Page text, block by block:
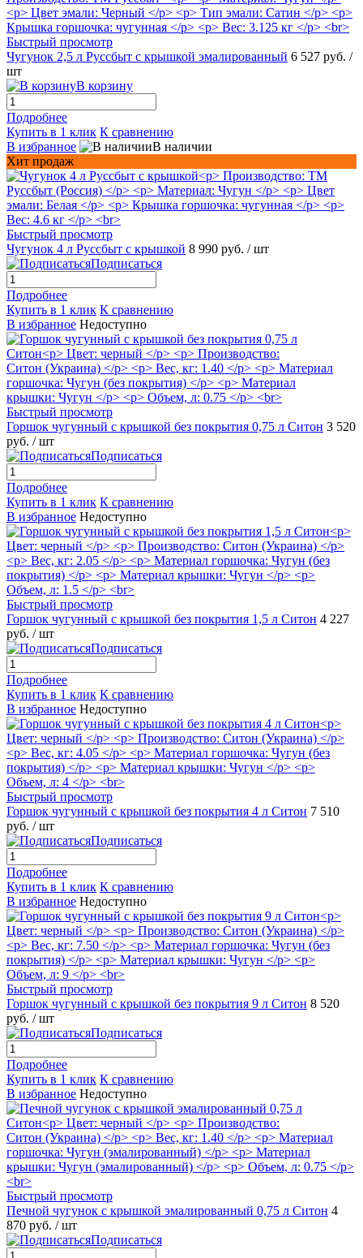
Быстрый просмотр
Чугунок 2,5 л Руссбыт с крышкой эмалированный 6 527 руб. /
шт
В корзину
Подробнее
Купить в 1 клик К сравнению
В избранное
В наличии
Хит продаж
Быстрый просмотр
Чугунок 4 л Руссбыт с крышкой 8 990 руб. / шт
Подписаться
Подробнее
Купить в 1 клик К сравнению
В избранное Недоступно
Быстрый просмотр
Горшок чугунный с крышкой без покрытия 0,75 л Ситон 3 520
руб. / шт
Подписаться
Подробнее
Купить в 1 клик К сравнению
В избранное Недоступно
Быстрый просмотр
Горшок чугунный с крышкой без покрытия 1,5 л Ситон 4 227
руб. / шт
Подписаться
Подробнее
Купить в 1 клик К сравнению
В избранное Недоступно
Быстрый просмотр
Горшок чугунный с крышкой без покрытия 4 л Ситон 7 510
руб. / шт
Подписаться
Подробнее
Купить в 1 клик К сравнению
В избранное Недоступно
Быстрый просмотр
Горшок чугунный с крышкой без покрытия 9 л Ситон 8 520
руб. / шт
Подписаться
Подробнее
Купить в 1 клик К сравнению
В избранное Недоступно
Быстрый просмотр
Печной чугунок с крышкой эмалированный 0,75 л Ситон 4
870 руб. / шт
Подписаться